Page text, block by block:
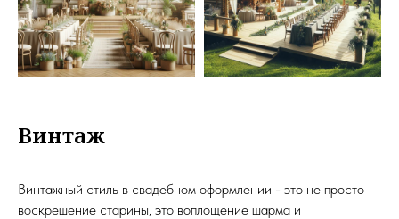
Винтаж
Винтажный стиль в свадебном оформлении - это не просто
воскрешение старины, это воплощение шарма и